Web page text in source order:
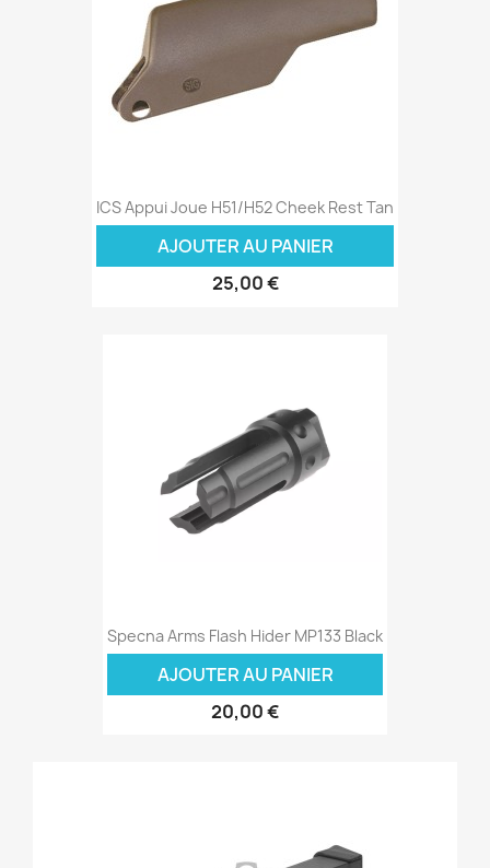
ICS Appui Joue H51/H52 Cheek Rest Tan
AJOUTER AU PANIER
25,00 €
Specna Arms Flash Hider MP133 Black
AJOUTER AU PANIER
20,00 €